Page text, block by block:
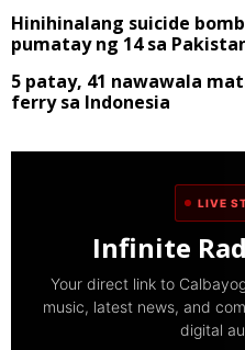
Hinihinalang suicide
pumatay ng 14 sa
5 patay, 41 nawawala
ferry sa Indonesia
LIVE
Infinite
Your direct link to
music, latest news, and
digital